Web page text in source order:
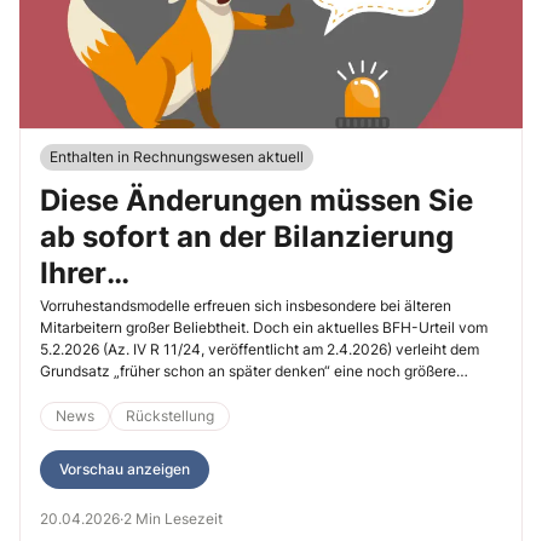
Enthalten in Rechnungswesen aktuell
Diese Änderungen müssen Sie
ab sofort an der Bilanzierung
Ihrer
Vorruhestandsrückstellung
vornehmen
Vorruhestandsmodelle erfreuen sich insbesondere bei älteren
Mitarbeitern großer Beliebtheit. Doch ein aktuelles BFH-Urteil vom
5.2.2026 (Az. IV R 11/24, veröffentlicht am 2.4.2026) verleiht dem
Grundsatz „früher schon an später denken“ eine noch größere
vorliegende Urteil auf Ihre Rückstellungs-Bilanzierung hat.
News Rückstellung
Vorschau anzeigen
20.04.2026·2 Min Lesezeit